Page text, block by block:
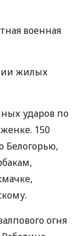
военная
жилых
ударов по
150
Белогорью,
огня